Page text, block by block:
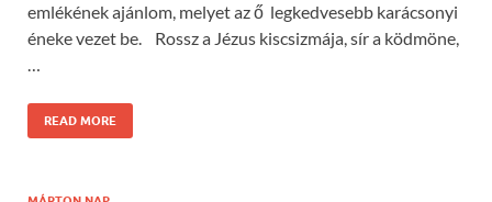
emlékének ajánlom, melyet az ő legkedvesebb karácsonyi
éneke vezet be. Rossz a Jézus kiscsizmája, sír a ködmöne,
…
READ MORE